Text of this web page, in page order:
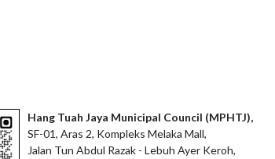
Hang Tuah Jaya Municipal Council (MPHTJ),
SF-01, Aras 2, Kompleks Melaka Mall,
Jalan Tun Abdul Razak - Lebuh Ayer Keroh,